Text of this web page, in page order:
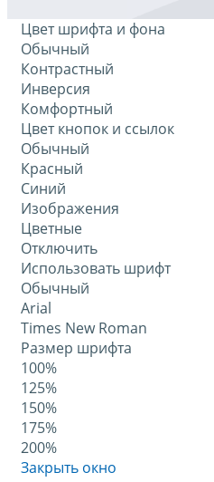
Цвет шрифта и фона
Обычный
Контрастный
Инверсия
Комфортный
Цвет кнопок и ссылок
Обычный
Красный
Синий
Изображения
Цветные
Отключить
Использовать шрифт
Обычный
Arial
Times New Roman
Размер шрифта
100%
125%
150%
175%
200%
Закрыть окно